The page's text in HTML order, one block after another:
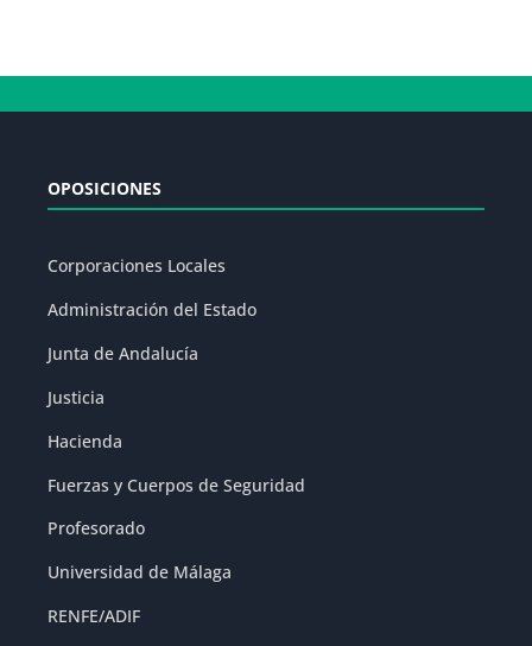
OPOSICIONES
Corporaciones Locales
Administración del Estado
Junta de Andalucía
Justicia
Hacienda
Fuerzas y Cuerpos de Seguridad
Profesorado
Universidad de Málaga
RENFE/ADIF